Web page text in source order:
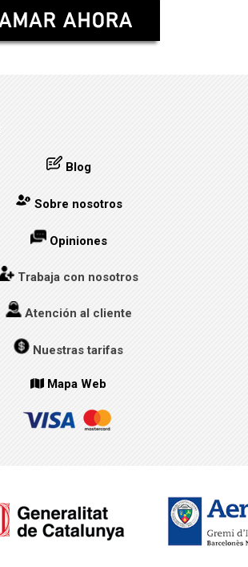
Blog
Sobre nosotros
Opiniones
Trabaja con nosotros
Atención al cliente
Nuestras tarifas
Mapa Web